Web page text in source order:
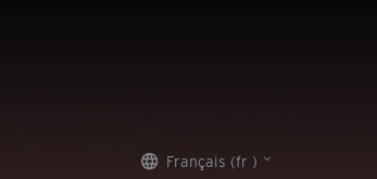
Français (fr )